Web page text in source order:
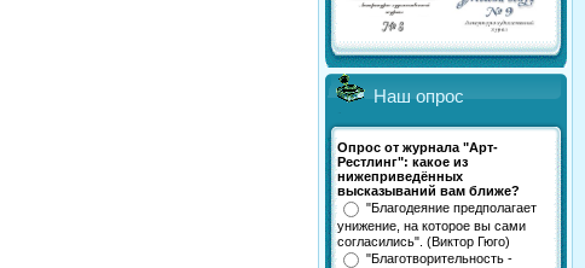
Наш опрос
Опрос от журнала "Арт-
Рестлинг": какое из
нижеприведённых
высказываний вам ближе?
"Благодеяние предполагает
унижение, на которое вы сами
согласились". (Виктор Гюго)
"Благотворительность -